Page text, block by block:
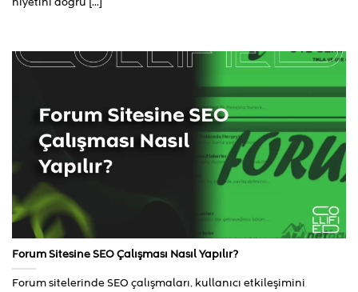
Forum Sitesine SEO Çalışması Nasıl Yapılır?
Forum sitelerinde SEO çalışmaları, kullanıcı etkileşimini